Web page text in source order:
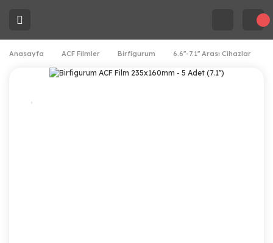
Anasayfa ACF Filmler Birfigurum 6.6''-7.1'' Arası Cihazlar